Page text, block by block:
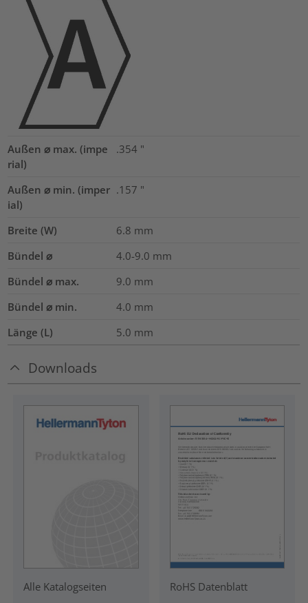
Außen ⌀ max. (impe
rial)
.354 "
Außen ⌀ min. (imper
ial)
.157 "
Breite (W) 6.8 mm
Bündel ⌀
4.0-9.0 mm
Bündel ⌀ max.
9.0 mm
Bündel ⌀ min.
4.0 mm
Länge (L)
5.0 mm
Downloads
Alle Katalogseiten RoHS Datenblatt